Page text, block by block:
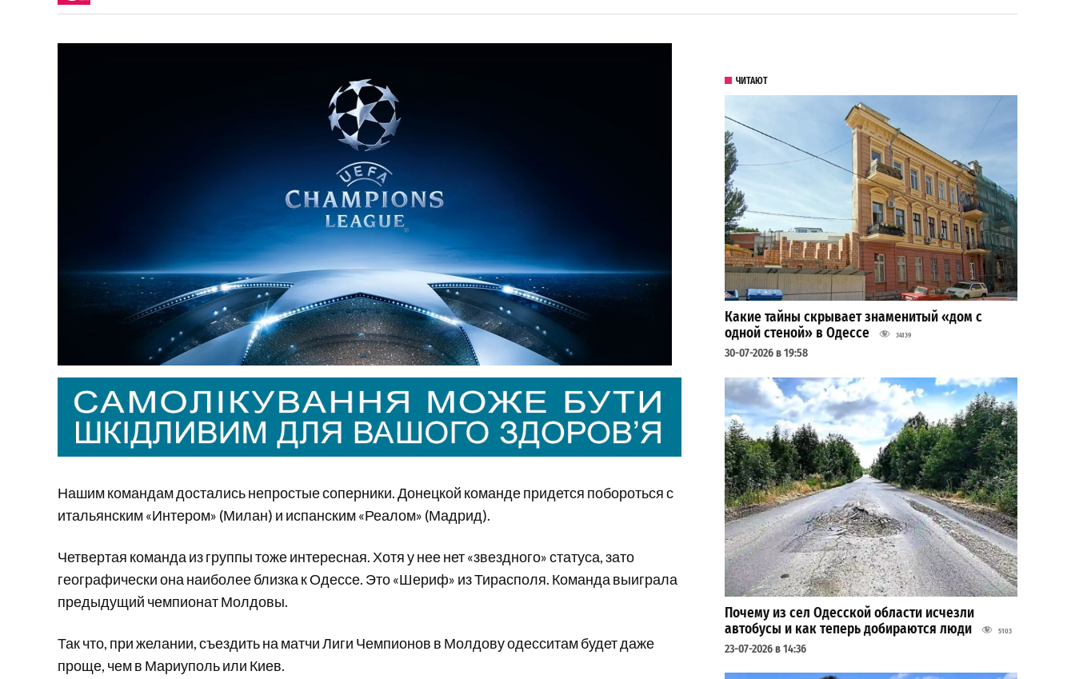
Нашим командам достались непростые соперники. Донецкой команде придется побороться с
итальянским «Интером» (Милан) и испанским «Реалом» (Мадрид).
Четвертая команда из группы тоже интересная. Хотя у нее нет «звездного» статуса, зато
географически она наиболее близка к Одессе. Это «Шериф» из Тирасполя. Команда выиграла
предыдущий чемпионат Молдовы.
Так что, при желании, съездить на матчи Лиги Чемпионов в Молдову одесситам будет даже
проще, чем в Мариуполь или Киев.
ЧИТАЮТ
Какие тайны скрывает знаменитый «дом с
одной стеной» в Одессе
34139
30-07-2026 в 19:58
Почему из сел Одесской области исчезли
автобусы и как теперь добираются люди
5103
23-07-2026 в 14:36